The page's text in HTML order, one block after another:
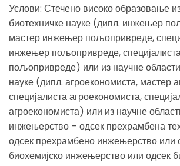
Услови: Стечено високо образовање
биотехничке науке (дипл. инжењер
мастер инжењер пољопривреде,
инжењер пољопривреде,
пољопривреде) или из научне
науке (дипл. агроекономиста, мастер
специјалиста агроекономиста,
агроекономиста) или из научне
инжењерство – одсек прехрамбена
одсек прехрамбено инжењерство или
биохемијско инжењерство или одсек